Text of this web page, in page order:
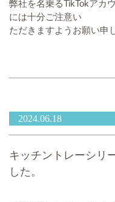
弊社を名乗るTikTokアカ
には十分ご注意い
ただきますようお願い申
2024.06.18
キッチントレーシリ
した。